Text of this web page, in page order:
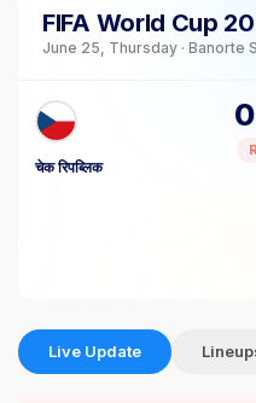
FIFA World Cup
June 25, Thursday · Banorte
चेक रिपब्लिक
0
Live Update